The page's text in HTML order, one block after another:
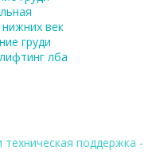
век
груди
лба
техническая поддержка -